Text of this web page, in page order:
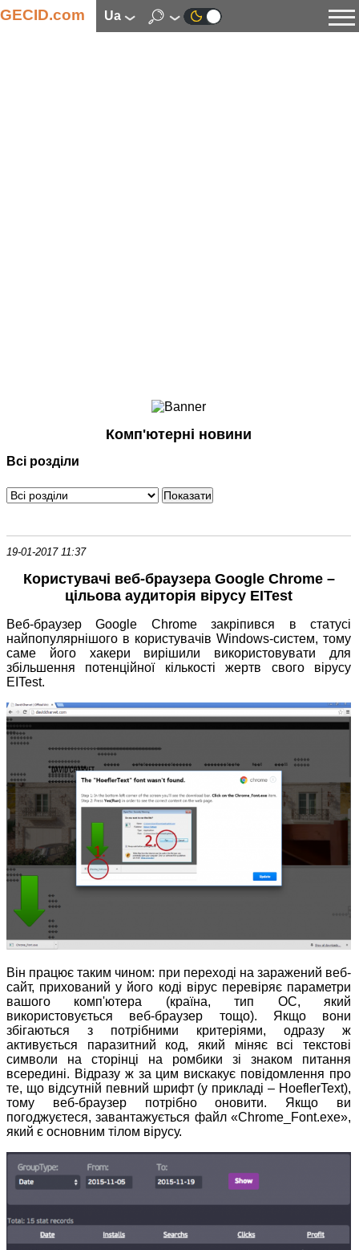
GECID.com ua
Смартфони
Периферія
Програмне забезпечення
Комп'ютерні новини
Всі розділи
19-01-2017 11:37
Користувачі веб-браузера Google Chrome –
цільова аудиторія вірусу EITest
Веб-браузер Google Chrome закріпився в статусі
найпопулярнішого в користувачів Windows-систем, тому
саме його хакери вирішили використовувати для
збільшення потенційної кількості жертв свого вірусу
EITest.
Він працює таким чином: при переході на заражений веб-
сайт, прихований у його коді вірус перевіряє параметри
вашого комп'ютера (країна, тип ОС, який
використовується веб-браузер тощо). Якщо вони
збігаються з потрібними критеріями, одразу ж
активується паразитний код, який міняє всі текстові
символи на сторінці на ромбики зі знаком питання
всередині. Відразу ж за цим вискакує повідомлення про
те, що відсутній певний шрифт (у прикладі – HoeflerText),
тому веб-браузер потрібно оновити. Якщо ви
погоджуєтеся, завантажується файл «Chrome_Font.exe»,
який є основним тілом вірусу.